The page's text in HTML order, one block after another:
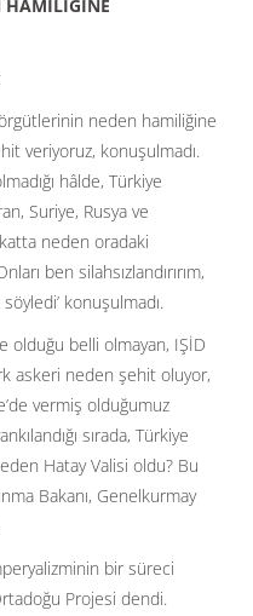
HAMİLİĞİNE
neden hamiliğine
veriyoruz, konuşulmadı.
hâlde, Türkiye
Suriye, Rusya ve
neden oradaki
ben silahsızlandırırım,
konuşulmadı.
olduğu belli olmayan, IŞİD
askeri neden şehit oluyor,
vermiş olduğumuz
sırada, Türkiye
Hatay Valisi oldu? Bu
Bakanı, Genelkurmay
bir süreci
Projesi dendi.